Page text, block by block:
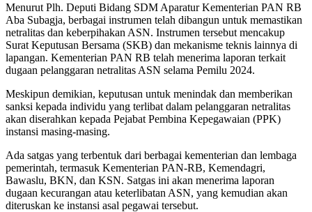
Menurut Plh. Deputi Bidang SDM Aparatur Kementerian PAN RB
Aba Subagja, berbagai instrumen telah dibangun untuk memastikan
netralitas dan keberpihakan ASN. Instrumen tersebut mencakup
Surat Keputusan Bersama (SKB) dan mekanisme teknis lainnya di
lapangan. Kementerian PAN RB telah menerima laporan terkait
dugaan pelanggaran netralitas ASN selama Pemilu 2024.
Meskipun demikian, keputusan untuk menindak dan memberikan
sanksi kepada individu yang terlibat dalam pelanggaran netralitas
akan diserahkan kepada Pejabat Pembina Kepegawaian (PPK)
instansi masing-masing.
Ada satgas yang terbentuk dari berbagai kementerian dan lembaga
pemerintah, termasuk Kementerian PAN-RB, Kemendagri,
Bawaslu, BKN, dan KSN. Satgas ini akan menerima laporan
dugaan kecurangan atau keterlibatan ASN, yang kemudian akan
diteruskan ke instansi asal pegawai tersebut.